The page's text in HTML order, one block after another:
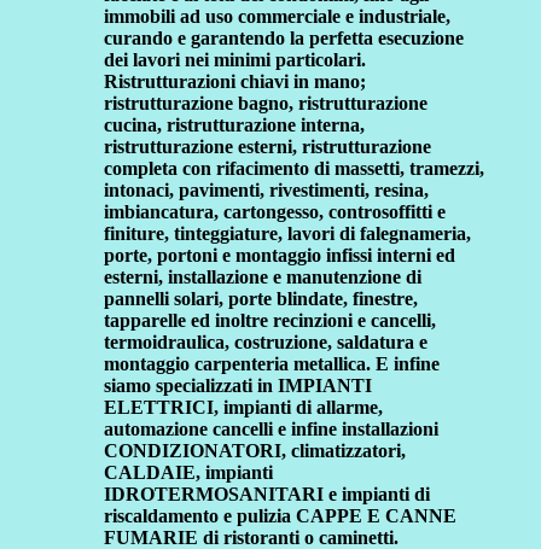
immobili ad uso commerciale e industriale,
curando e garantendo la perfetta esecuzione
dei lavori nei minimi particolari.
Ristrutturazioni chiavi in mano;
ristrutturazione bagno, ristrutturazione
cucina, ristrutturazione interna,
ristrutturazione esterni, ristrutturazione
completa con rifacimento di massetti, tramezzi,
intonaci, pavimenti, rivestimenti, resina,
imbiancatura, cartongesso, controsoffitti e
finiture, tinteggiature, lavori di falegnameria,
porte, portoni e montaggio infissi interni ed
esterni, installazione e manutenzione di
pannelli solari, porte blindate, finestre,
tapparelle ed inoltre recinzioni e cancelli,
termoidraulica, costruzione, saldatura e
montaggio carpenteria metallica. E infine
siamo specializzati in IMPIANTI
ELETTRICI, impianti di allarme,
automazione cancelli e infine installazioni
CONDIZIONATORI, climatizzatori,
CALDAIE, impianti
IDROTERMOSANITARI e impianti di
riscaldamento e pulizia CAPPE E CANNE
FUMARIE di ristoranti o caminetti.